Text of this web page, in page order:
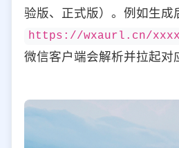
验版、正式版）。例如生成
https://wxaurl.cn/
微信客户端会解析并拉起对